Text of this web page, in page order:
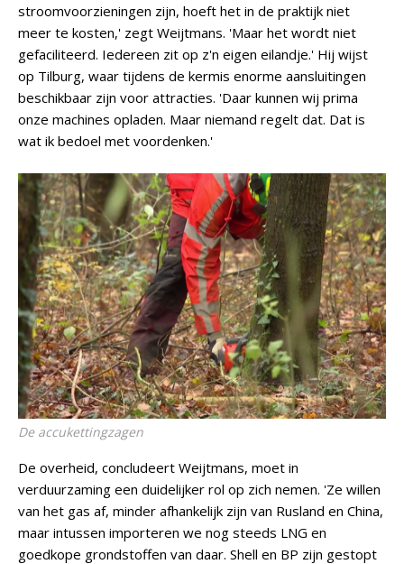
stroomvoorzieningen zijn, hoeft het in de praktijk niet
meer te kosten,' zegt Weijtmans. 'Maar het wordt niet
gefaciliteerd. Iedereen zit op z'n eigen eilandje.' Hij wijst
op Tilburg, waar tijdens de kermis enorme aansluitingen
beschikbaar zijn voor attracties. 'Daar kunnen wij prima
onze machines opladen. Maar niemand regelt dat. Dat is
wat ik bedoel met voordenken.'
De accukettingzagen
De overheid, concludeert Weijtmans, moet in
verduurzaming een duidelijker rol op zich nemen. 'Ze willen
van het gas af, minder afhankelijk zijn van Rusland en China,
maar intussen importeren we nog steeds LNG en
goedkope grondstoffen van daar. Shell en BP zijn gestopt